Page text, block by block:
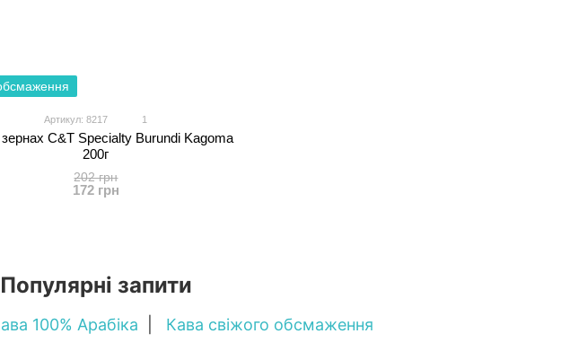
Популярні запити
100% Арабіка Кава свіжого обсмаження
Артикул: 8217 1
C&T Specialty Burundi Kagoma
200г
202 грн
172 грн